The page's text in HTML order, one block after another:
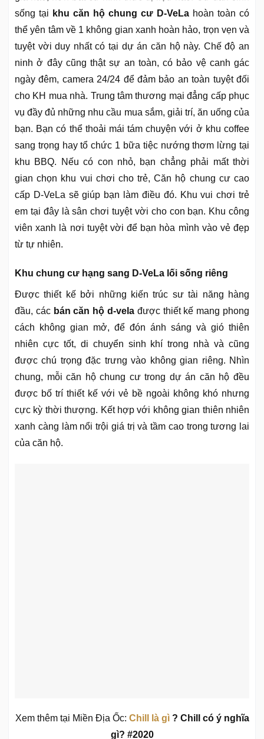
sống tại khu căn hộ chung cư D-VeLa hoàn toàn có
thể yên tâm về 1 không gian xanh hoàn hảo, trọn vẹn và
tuyệt vời duy nhất có tại dự án căn hộ này. Chế độ an
ninh ở đây cũng thật sự an toàn, có bảo vệ canh gác
ngày đêm, camera 24/24 để đảm bảo an toàn tuyệt đối
cho KH mua nhà. Trung tâm thương mại đẳng cấp phục
vụ đầy đủ những nhu cầu mua sắm, giải trí, ăn uống của
bạn. Bạn có thể thoải mái tám chuyện với ở khu coffee
sang trọng hay tổ chức 1 bữa tiệc nướng thơm lừng tại
khu BBQ. Nếu có con nhỏ, bạn chẳng phải mất thời
gian chọn khu vui chơi cho trẻ, Căn hộ chung cư cao
cấp D-VeLa sẽ giúp bạn làm điều đó. Khu vui chơi trẻ
em tại đây là sân chơi tuyệt vời cho con bạn. Khu công
viên xanh là nơi tuyệt vời để bạn hòa mình vào vẻ đẹp
từ tự nhiên.
Khu chung cư hạng sang D-VeLa lối sống riêng
Được thiết kế bởi những kiến trúc sư tài năng hàng
đầu, các bán căn hộ d-vela được thiết kế mang phong
cách không gian mở, để đón ánh sáng và gió thiên
nhiên cực tốt, di chuyển sinh khí trong nhà và cũng
được chú trọng đặc trưng vào không gian riêng. Nhìn
chung, mỗi căn hộ chung cư trong dự án căn hộ đều
được bố trí thiết kế với vẻ bề ngoài không khó nhưng
cực kỳ thời thượng. Kết hợp với không gian thiên nhiên
xanh càng làm nổi trội giá trị và tầm cao trong tương lai
của căn hộ.
Xem thêm tại Miền Địa Ốc: Chill là gì? Chill có ý nghĩa
gì? #2020